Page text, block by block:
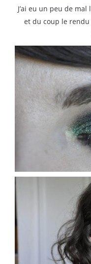
J’ai eu un peu de
et du coup le rendu